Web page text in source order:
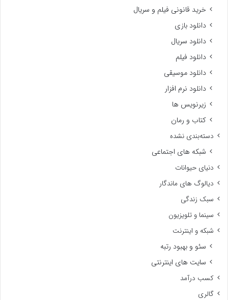
خرید قانونی فیلم و سریال
دانلود بازی
دانلود سریال
دانلود فیلم
دانلود موسیقی
دانلود نرم افزار
زیرنویس ها
کتاب و رمان
دسته‌بندی نشده
شبکه های اجتماعی
دنیای حیوانات
دیالوگ های ماندگار
سبک زندگی
سینما و تلویزیون
شبکه و اینترنت
سئو و بهبود رتبه
سایت های اینترنتی
کسب درآمد
گالری